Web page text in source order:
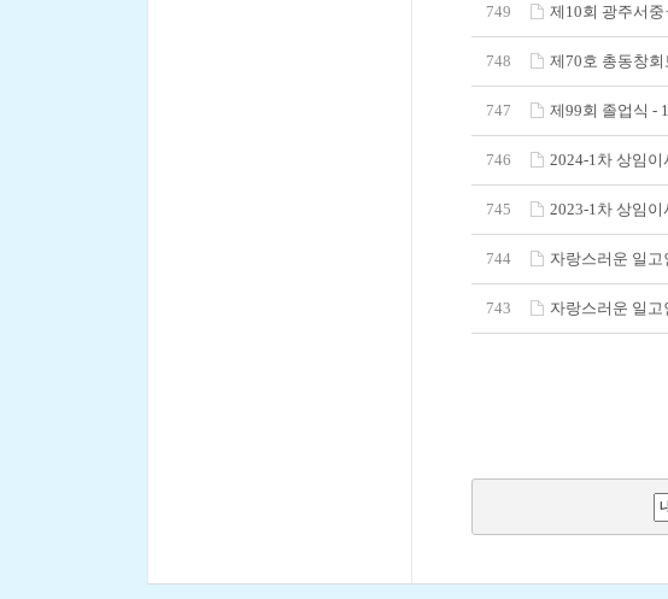
749 제10회 광주서중
748 제70호 총동창
747 제99회 졸업식 -
746 2024-1차 상임이
745 2023-1차 상임이
744 자랑스러운 일고
743 자랑스러운 일고